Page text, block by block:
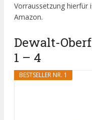
Vorraussetzung hierfür
Amazon.
Dewalt-
1 – 4
BESTSELLER NR. 1